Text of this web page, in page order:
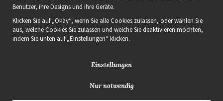
2021 Delightful Hair
Benutzer, ihre Designs und ihre Geräte.
Klicken Sie auf „Okay“, wenn Sie alle Cookies zulassen, oder wählen Sie
aus, welche Cookies Sie zulassen und welche Sie deaktivieren möchten,
indem Sie unten auf „Einstellungen“ klicken.
Einstellungen
Nur notwendig